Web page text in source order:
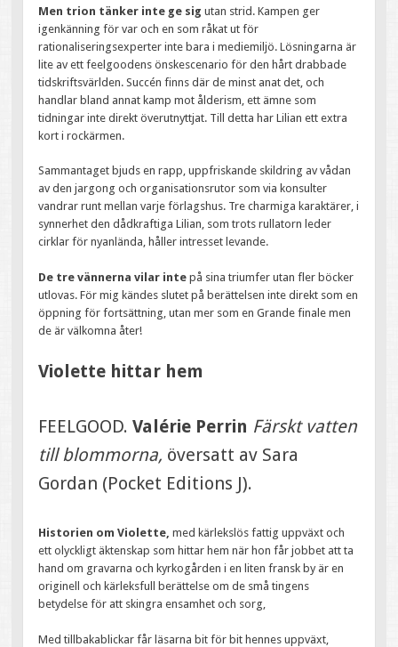
Men trion tänker inte ge sig utan strid. Kampen ger
igenkänning för var och en som råkat ut för
rationaliseringsexperter inte bara i mediemiljö. Lösningarna är
lite av ett feelgoodens önskescenario för den hårt drabbade
tidskriftsvärlden. Succén finns där de minst anat det, och
handlar bland annat kamp mot ålderism, ett ämne som
tidningar inte direkt överutnyttjat. Till detta har Lilian ett extra
kort i rockärmen.
Sammantaget bjuds en rapp, uppfriskande skildring av vådan
av den jargong och organisationsrutor som via konsulter
vandrar runt mellan varje förlagshus. Tre charmiga karaktärer, i
synnerhet den dådkraftiga Lilian, som trots rullatorn leder
cirklar för nyanlända, håller intresset levande.
De tre vännerna vilar inte på sina triumfer utan fler böcker
utlovas. För mig kändes slutet på berättelsen inte direkt som en
öppning för fortsättning, utan mer som en Grande finale men
de är välkomna åter!
Violette hittar hem
FEELGOOD.Valérie Perrin Färskt vatten
till blommorna, översatt av Sara
Gordan (Pocket Editions J).
Historien om Violette, med kärlekslös fattig uppväxt och
ett olyckligt äktenskap som hittar hem när hon får jobbet att ta
hand om gravarna och kyrkogården i en liten fransk by är en
originell och kärleksfull berättelse om de små tingens
betydelse för att skingra ensamhet och sorg,
Med tillbakablickar får läsarna bit för bit hennes uppväxt,